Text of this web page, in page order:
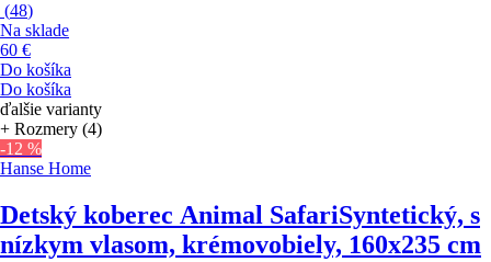
(48)
Na sklade
60 €
Do košíka
Do košíka
ďalšie varianty
+ Rozmery (4)
-12 %
Hanse Home
Detský koberec Animal SafariSyntetický, s
nízkym vlasom, krémovobiely, 160x235 cm